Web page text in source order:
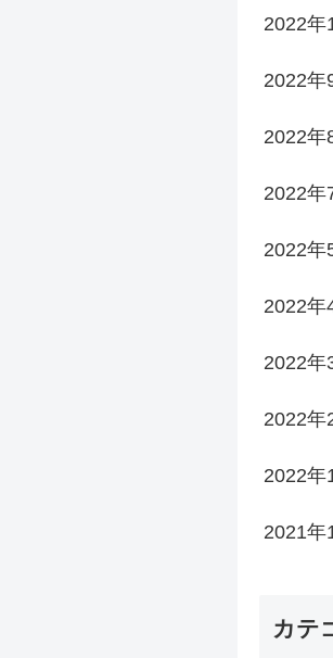
2022年
2022年
2022年
2022年
2022年
2022年
2022年
2022年
2022年
2021年
カテ